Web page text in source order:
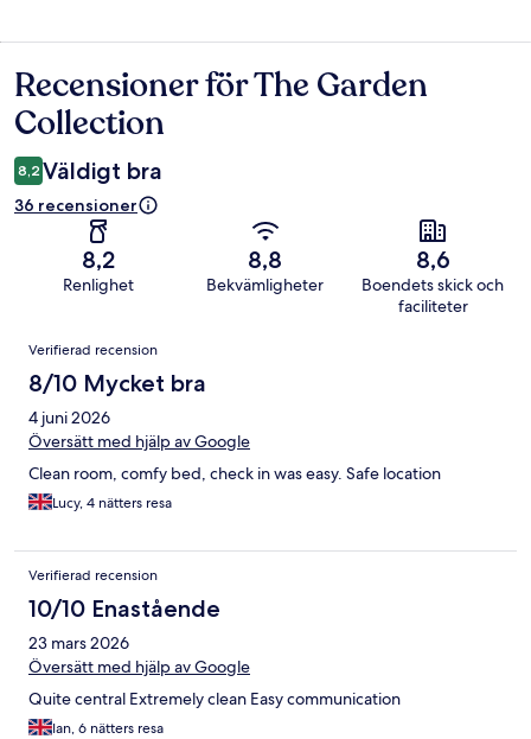
Recensioner
Recensioner för The Garden
Collection
8,2 Väldigt bra
36 recensioner
8,2
Renlighet
8,8
Bekvämligheter
8,6
Boendets skick och
faciliteter
Recensioner
Verifierad recension
8/10 Mycket bra
4 juni 2026
Översätt med hjälp av Google
Clean room, comfy bed, check in was easy. Safe location
Lucy, 4 nätters resa
Verifierad recension
10/10 Enastående
23 mars 2026
Översätt med hjälp av Google
Quite central Extremely clean Easy communication
Ian, 6 nätters resa